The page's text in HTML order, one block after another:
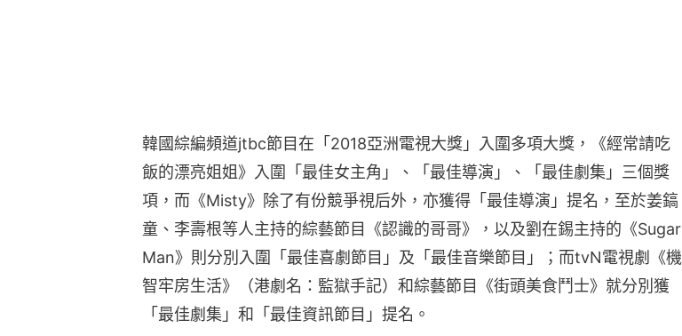
韓國綜編頻道jtbc節目在「2018亞洲電視大獎」入圍多項大獎，《經常請吃
飯的漂亮姐姐》入圍「最佳女主角」、「最佳導演」、「最佳劇集」三個獎
項，而《Misty》除了有份競爭視后外，亦獲得「最佳導演」提名，至於姜鎬
童、李壽根等人主持的綜藝節目《認識的哥哥》，以及劉在錫主持的《Sugar
Man》則分別入圍「最佳喜劇節目」及「最佳音樂節目」；而tvN電視劇《機
智牢房生活》（港劇名：監獄手記）和綜藝節目《街頭美食鬥士》就分別獲
「最佳劇集」和「最佳資訊節目」提名。